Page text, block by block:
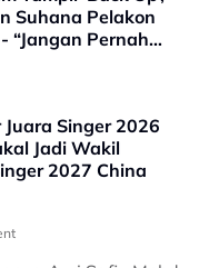
Suhana Pelakon
“Jangan Pernah
Juara Singer 2026
Jadi Wakil
2027 China